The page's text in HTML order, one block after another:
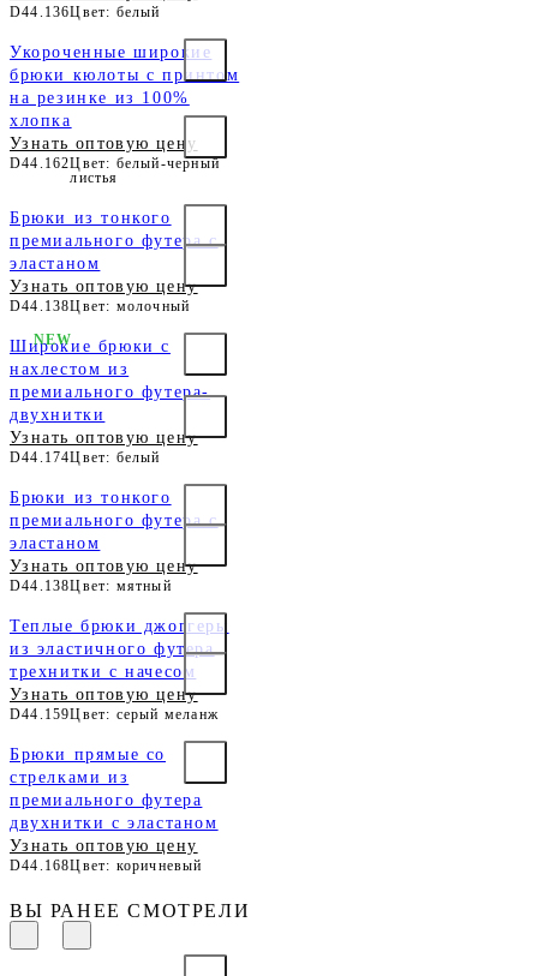
D44.136Цвет: белый
Укороченные широкие
брюки кюлоты c принтом
на резинке из 100%
хлопка
Узнать оптовую цену
D44.162Цвет: белый-черный
листья
Брюки из тонкого
премиального футера с
эластаном
Узнать оптовую цену
D44.138Цвет: молочный
Широкие брюки с
нахлестом из
премиального футера-
двухнитки
Узнать оптовую цену
D44.174Цвет: белый
NEW
Брюки из тонкого
премиального футера с
эластаном
Узнать оптовую цену
D44.138Цвет: мятный
Теплые брюки джоггеры
из эластичного футера
трехнитки с начесом
Узнать оптовую цену
D44.159Цвет: серый меланж
Брюки прямые со
стрелками из
премиального футера
двухнитки с эластаном
Узнать оптовую цену
D44.168Цвет: коричневый
ВЫ РАНЕЕ СМОТРЕЛИ